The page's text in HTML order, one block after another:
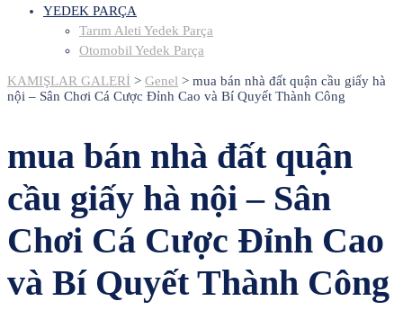
YEDEK PARÇA
Tarım Aleti Yedek Parça
Otomobil Yedek Parça
KAMIŞLAR GALERİ > Genel > mua bán nhà đất quận cầu giấy hà
nội – Sân Chơi Cá Cược Đỉnh Cao và Bí Quyết Thành Công
mua bán nhà đất quận
cầu giấy hà nội – Sân
Chơi Cá Cược Đỉnh Cao
và Bí Quyết Thành Công